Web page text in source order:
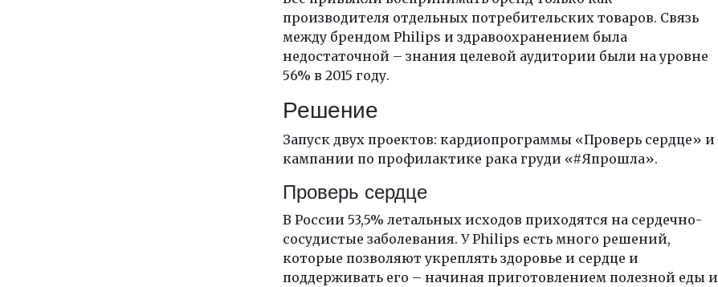
производителя отдельных потребительских товаров. Связь
между брендом Philips и здравоохранением была
недостаточной – знания целевой аудитории были на уровне
56% в 2015 году.
Решение
Запуск двух проектов: кардиопрограммы «Проверь сердце» и
кампании по профилактике рака груди «#Япрошла».
Проверь сердце
В России 53,5% летальных исходов приходятся на сердечно-
сосудистые заболевания. У Philips есть много решений,
которые позволяют укреплять здоровье и сердце и
поддерживать его – начиная приготовлением полезной еды и